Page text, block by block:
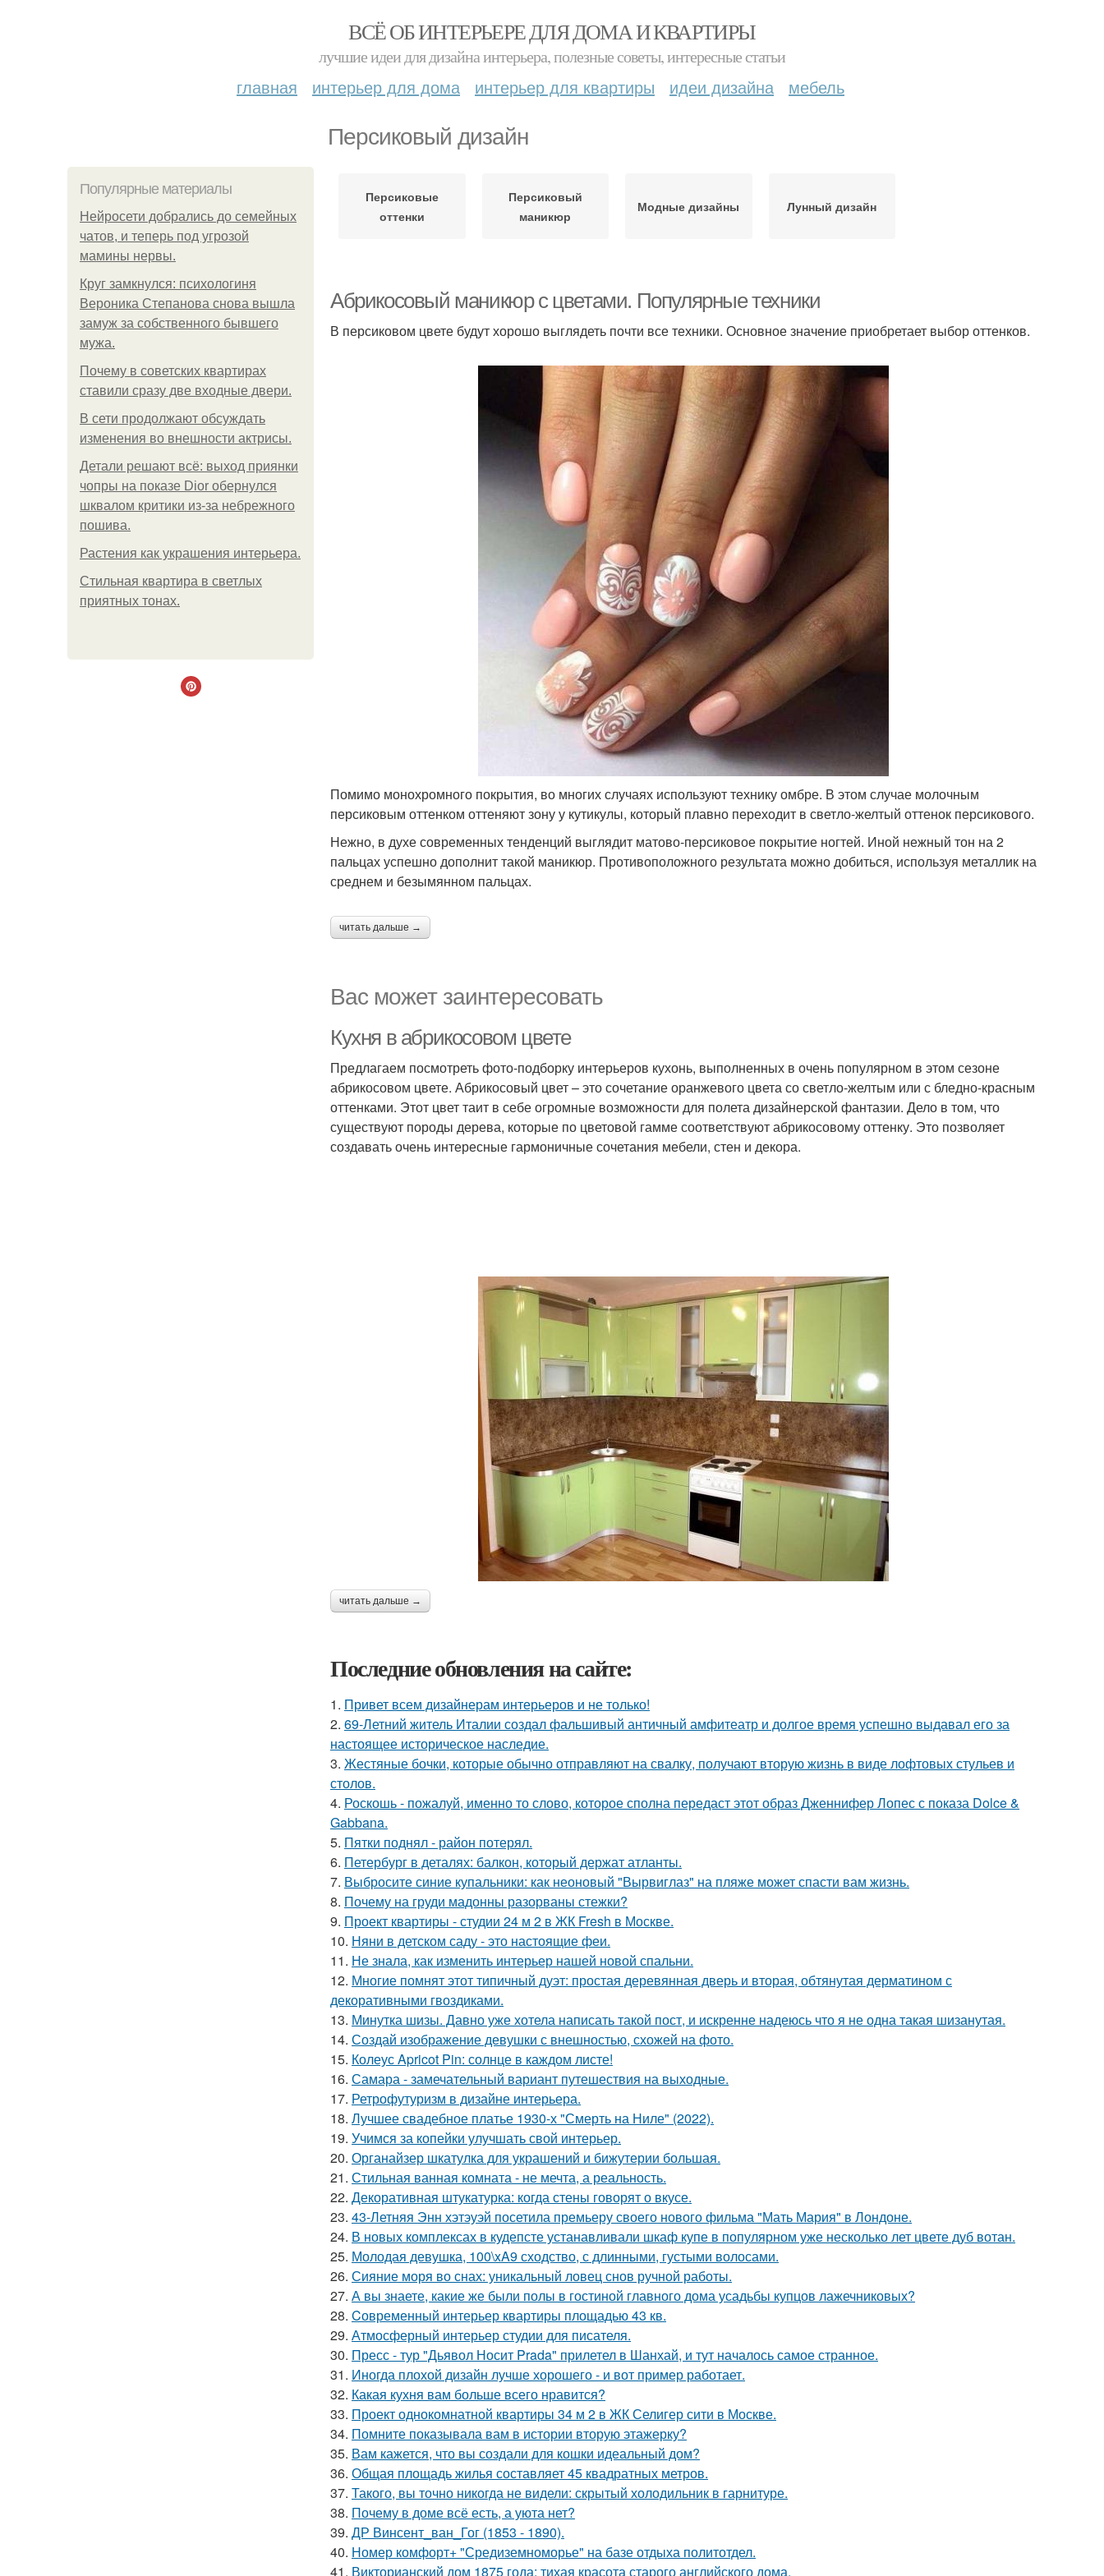
ВСЁ ОБ ИНТЕРЬЕРЕ ДЛЯ ДОМА И КВАРТИРЫ
лучшие идеи для дизайна интерьера, полезные советы, интересные статьи
главная интерьер для дома интерьер для квартиры идеи дизайна мебель
Персиковый дизайн
Популярные материалы
Нейросети добрались до семейных
чатов, и теперь под угрозой
мамины нервы.
Круг замкнулся: психологиня
Вероника Степанова снова вышла
замуж за собственного бывшего
мужа.
Почему в советских квартирах
ставили сразу две входные двери.
В сети продолжают обсуждать
изменения во внешности актрисы.
Детали решают всё: выход приянки
чопры на показе Dior обернулся
шквалом критики из-за небрежного
пошива.
Растения как украшения интерьера.
Стильная квартира в светлых
приятных тонах.
Персиковые
оттенки
Персиковый
маникюр
Модные дизайны Лунный дизайн
Абрикосовый маникюр с цветами. Популярные техники
В персиковом цвете будут хорошо выглядеть почти все техники. Основное значение приобретает выбор оттенков.
Помимо монохромного покрытия, во многих случаях используют технику омбре. В этом случае молочным
персиковым оттенком оттеняют зону у кутикулы, который плавно переходит в светло-желтый оттенок персикового.
Нежно, в духе современных тенденций выглядит матово-персиковое покрытие ногтей. Иной нежный тон на 2
пальцах успешно дополнит такой маникюр. Противоположного результата можно добиться, используя металлик на
среднем и безымянном пальцах.
читать дальше →
Вас может заинтересовать
Кухня в абрикосовом цвете
Предлагаем посмотреть фото-подборку интерьеров кухонь, выполненных в очень популярном в этом сезоне
абрикосовом цвете. Абрикосовый цвет – это сочетание оранжевого цвета со светло-желтым или с бледно-красным
оттенками. Этот цвет таит в себе огромные возможности для полета дизайнерской фантазии. Дело в том, что
существуют породы дерева, которые по цветовой гамме соответствуют абрикосовому оттенку. Это позволяет
создавать очень интересные гармоничные сочетания мебели, стен и декора.
читать дальше →
Последние обновления на сайте:
1. Привет всем дизайнерам интерьеров и не только!
2. 69-Летний житель Италии создал фальшивый античный амфитеатр и долгое время успешно выдавал его за
настоящее историческое наследие.
3. Жестяные бочки, которые обычно отправляют на свалку, получают вторую жизнь в виде лофтовых стульев и
столов.
4. Роскошь - пожалуй, именно то слово, которое сполна передаст этот образ Дженнифер Лопес с показа Dolce &
Gabbana.
5. Пятки поднял - район потерял.
6. Петербург в деталях: балкон, который держат атланты.
7. Выбросите синие купальники: как неоновый "Вырвиглаз" на пляже может спасти вам жизнь.
8. Почему на груди мадонны разорваны стежки?
9. Проект квартиры - студии 24 м 2 в ЖК Fresh в Москве.
10. Няни в детском саду - это настоящие феи.
11. Не знала, как изменить интерьер нашей новой спальни.
12. Многие помнят этот типичный дуэт: простая деревянная дверь и вторая, обтянутая дерматином с
декоративными гвоздиками.
13. Минутка шизы. Давно уже хотела написать такой пост, и искренне надеюсь что я не одна такая шизанутая.
14. Создай изображение девушки с внешностью, схожей на фото.
15. Колеус Apricot Pin: солнце в каждом листе!
16. Самара - замечательный вариант путешествия на выходные.
17. Ретрофутуризм в дизайне интерьера.
18. Лучшее свадебное платье 1930-х "Смерть на Ниле" (2022).
19. Учимся за копейки улучшать свой интерьер.
20. Органайзер шкатулка для украшений и бижутерии большая.
21. Стильная ванная комната - не мечта, а реальность.
22. Декоративная штукатурка: когда стены говорят о вкусе.
23. 43-Летняя Энн хэтэуэй посетила премьеру своего нового фильма "Мать Мария" в Лондоне.
24. В новых комплексах в кудепсте устанавливали шкаф купе в популярном уже несколько лет цвете дуб вотан.
25. Молодая девушка, 100\xA9 сходство, с длинными, густыми волосами.
26. Сияние моря во снах: уникальный ловец снов ручной работы.
27. А вы знаете, какие же были полы в гостиной главного дома усадьбы купцов лажечниковых?
28. Cовременный интерьер квартиры площадью 43 кв.
29. Атмосферный интерьер студии для писателя.
30. Пресс - тур "Дьявол Носит Prada" прилетел в Шанхай, и тут началось самое странное.
31. Иногда плохой дизайн лучше хорошего - и вот пример работает.
32. Какая кухня вам больше всего нравится?
33. Проект однокомнатной квартиры 34 м 2 в ЖК Селигер сити в Москве.
34. Помните показывала вам в истории вторую этажерку?
35. Вам кажется, что вы создали для кошки идеальный дом?
36. Общая площадь жилья составляет 45 квадратных метров.
37. Такого, вы точно никогда не видели: скрытый холодильник в гарнитуре.
38. Почему в доме всё есть, а уюта нет?
39. ДР Винсент_ван_Гог (1853 - 1890).
40. Номер комфорт+ "Средиземноморье" на базе отдыха политотдел.
41. Викторианский дом 1875 года: тихая красота старого английского дома.